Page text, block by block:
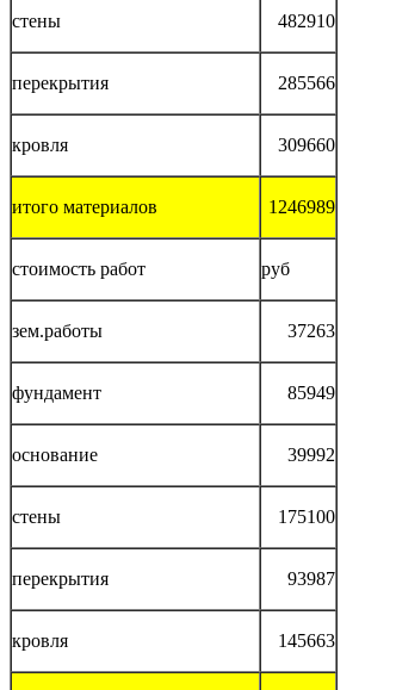
стены 482910
перекрытия 285566
кровля 309660
итого материалов 1246989
стоимость работ руб
зем.работы 37263
фундамент 85949
основание 39992
стены 175100
перекрытия 93987
кровля 145663